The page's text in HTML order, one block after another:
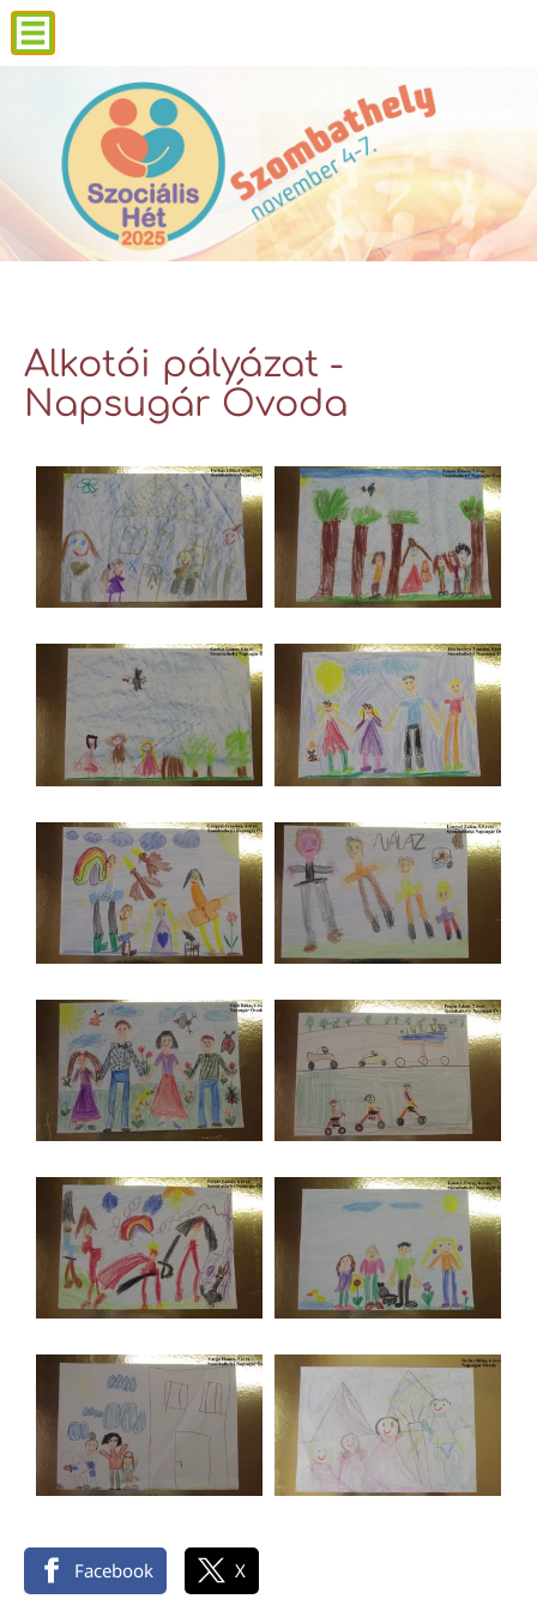
Alkotói pályázat -
Napsugár Óvoda
Facebook X